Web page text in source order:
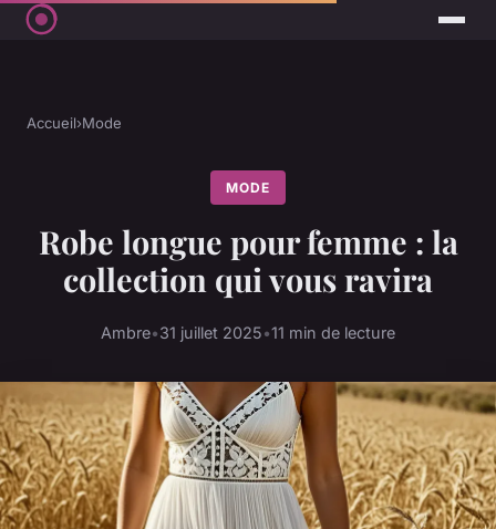
Accueil›Mode
MODE
Robe longue pour femme : la
collection qui vous ravira
Ambre•31 juillet 2025•11 min de lecture